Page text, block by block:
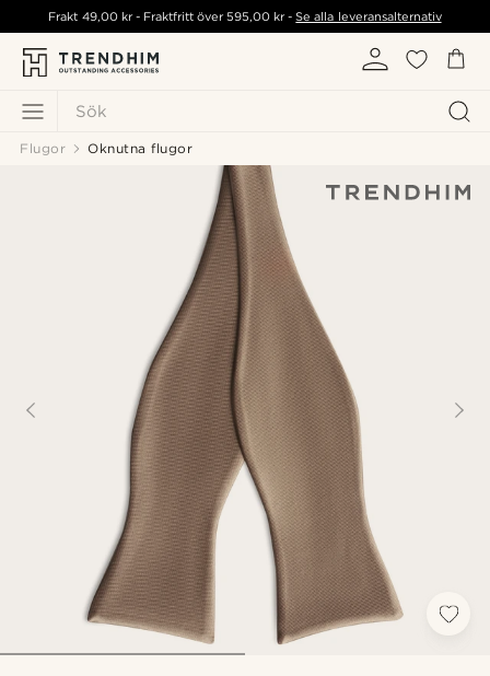
Sök
Frakt 49,00 kr- Fraktfritt över595,00 kr -Se alla leveransalternativ
Flugor Oknutna flugor